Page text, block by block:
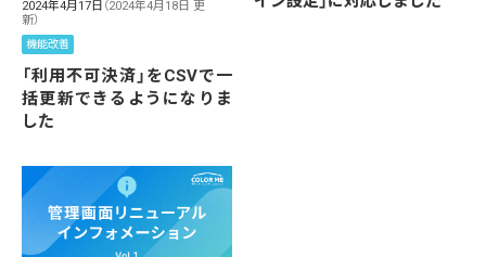
2024年4月17日 （2024年4月18日 更
新）
機能改善
「利用不可決済」をCSVで一
括更新できるようになりま
した